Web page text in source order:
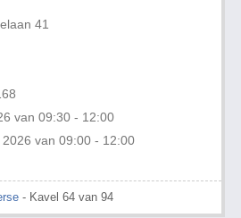
41
van 09:30 - 12:00
van 09:00 - 12:00
- Kavel 64 van 94